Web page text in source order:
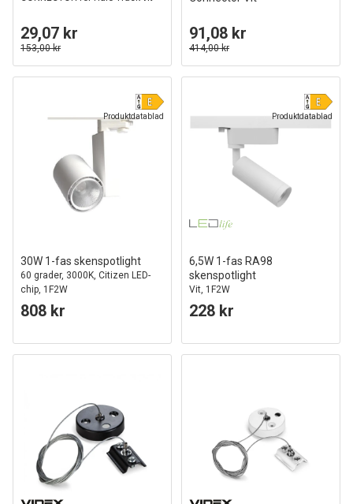
29,07 kr
153,00 kr
91,08 kr
414,00 kr
Produktdatablad
30W 1-fas skenspotlight
60 grader, 3000K, Citizen LED-
chip, 1F2W
808 kr
Produktdatablad
6,5W 1-fas RA98
skenspotlight
Vit, 1F2W
228 kr